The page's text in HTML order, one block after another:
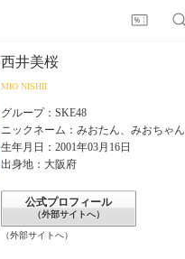
西井美桜
MIO NISHII
グループ：SKE48
ニックネーム：みおたん、みおちゃん
生年月日：2001年03月16日
出身地：大阪府
公式プロフィール
（外部サイトへ）
（外部サイトへ）